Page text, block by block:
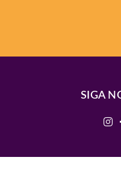
SIGA